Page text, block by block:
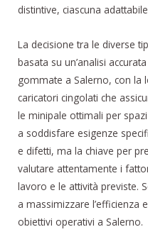
distintive, ciascuna
La decisione tra le diverse
basata su un’analisi
gommate a Salerno, con la
caricatori cingolati che
le minipale ottimali per
a soddisfare esigenze
e difetti, ma la chiave per
valutare attentamente i
lavoro e le attività previste.
a massimizzare l’efficienza
obiettivi operativi a Salerno.